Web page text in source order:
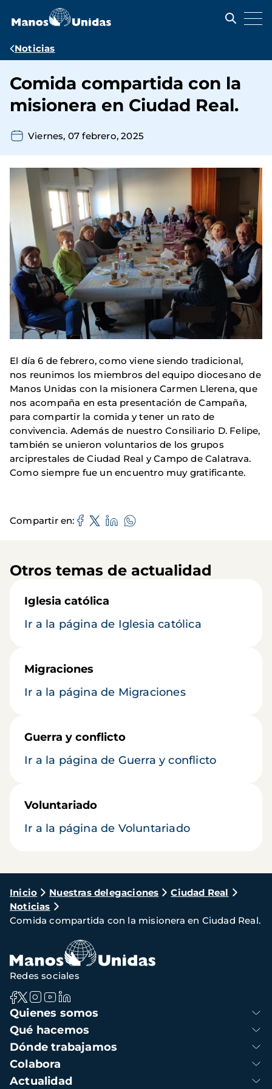
contenido
Ruta
navegación
Noticias
Comida compartida con la
misionera en Ciudad Real.
Viernes, 07 febrero, 2025
El día 6 de febrero, como viene siendo tradicional,
nos reunimos los miembros del equipo diocesano de
Manos Unidas con la misionera Carmen Llerena, que
nos acompaña en esta presentación de Campaña,
para compartir la comida y tener un rato de
convivencia. Además de nuestro Consiliario D. Felipe,
también se unieron voluntarios de los grupos
arciprestales de Ciudad Real y Campo de Calatrava.
Como siempre fue un encuentro muy gratificante.
Compartir en
Otros temas de actualidad
Iglesia católica
Ir a la página de Iglesia católica
Migraciones
Ir a la página de Migraciones
Guerra y conflicto
Ir a la página de Guerra y conflicto
Voluntariado
Ir a la página de Voluntariado
Ruta
de
navegación
Inicio Nuestras delegaciones
Ciudad Real
Noticias
Comida compartida con la misionera en Ciudad Real.
Navegación
principal
Quienes somos
Qué hacemos
Dónde trabajamos
Colabora
Actualidad
Redes sociales